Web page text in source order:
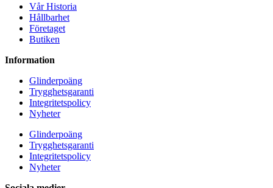
Vår Historia
Hållbarhet
Företaget
Butiken
Information
Glinderpoäng
Trygghetsgaranti
Integritetspolicy
Nyheter
Glinderpoäng
Trygghetsgaranti
Integritetspolicy
Nyheter